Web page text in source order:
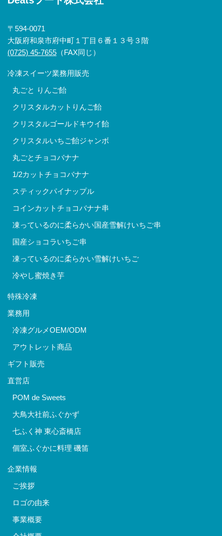
〒594-0071
大阪府和泉市府中町１丁目６番１３号３階
(0725) 45-7655 （FAX同じ）
冷凍スイーツ業務用販売
丸ごと りんご飴
クリスタルカットりんご飴
クリスタルゴールドキウイ飴
クリスタルいちご飴ジャンボ
丸ごとチョコバナナ
1/2カットチョコバナナ
スティックパイナップル
コインカットチョコバナナ串
凍っているのに柔らかい国産雪解けいちご串
国産ショコラいちご串
凍っているのに柔らかい雪解けいちご
冷やし蜜焼き芋
特殊冷凍
業務用
冷凍グルメOEM/ODM
アウトレット商品
ギフト販売
直営店
POM de Sweets
大鳥大社前ふぐかず
七ふく神 東心斎橋店
個室ふぐかに料理 磯笛
企業情報
ご挨拶
ロゴの由来
事業概要